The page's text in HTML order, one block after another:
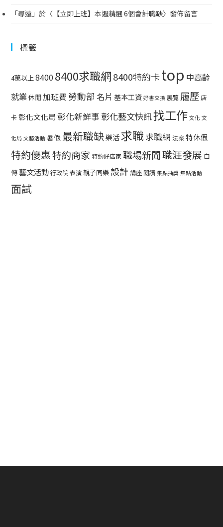
「尋遠 」於〈 【立即上班】本週精選 6個會計職缺〉發佈留言
標籤
4萬以上8400 8400求職網8400特約卡top 中高齡
就業休閒加班費 勞動部 名片 基本工資 好書交換 展覽 履歷店
卡彰化文化局 彰化新鮮事 彰化藝文快訊找工作 文化 文
化局 文藝活動 暑假 最新職缺樂活求職 求職網 法案特休假
特約優惠特約商家 特約好店家職場新聞職涯發展 自
傳 藝文活動行政院表演親子同樂 設計 講座閱讀 集點抽獎 集點活動
面試